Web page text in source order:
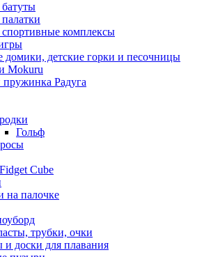
спортивные комплексы
домики, детские горки и песочницы
Mokuru
Радуга
Гольф
Cube
на палочке
трубки, очки
и доски для плавания